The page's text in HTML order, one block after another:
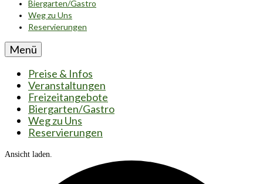
Biergarten/Gastro
Weg zu Uns
Reservierungen
Menü
Preise & Infos
Veranstaltungen
Freizeitangebote
Biergarten/Gastro
Weg zu Uns
Reservierungen
Ansicht laden.